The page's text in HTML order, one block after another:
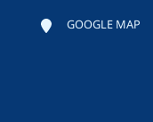
GOOGLE MAP